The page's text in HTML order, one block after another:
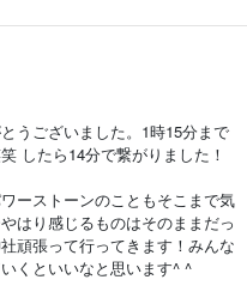
うございました。1時15分まで
したら14分で繋がりました！
ーストーンのこともそこまで気
はり感じるものはそのままだっ
頑張って行ってきます！みんな
くといいなと思います^ ^